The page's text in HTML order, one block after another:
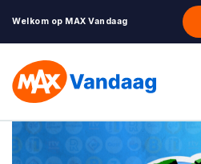
Welkom op MAX Vandaag